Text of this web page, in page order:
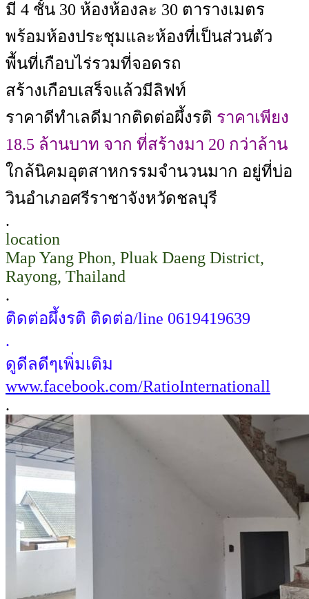
มี 4 ชั้น 30 ห้องห้องละ 30 ตารางเมตร
พร้อมห้องประชุมและห้องที่เป็นส่วนตัว
พื้นที่เกือบไร่รวมที่จอดรถ
สร้างเกือบเสร็จแล้วมีลิฟท์
ราคาดีทำเลดีมากติดต่อผึ้งรติ ราคาเพียง
18.5 ล้านบาท จาก ที่สร้างมา 20 กว่าล้าน
ใกล้นิคมอุตสาหกรรมจำนวนมาก อยู่ที่บ่อ
วินอำเภอศรีราชาจังหวัดชลบุรี
.
location
Map Yang Phon, Pluak Daeng District,
Rayong, Thailand
.
ติดต่อผึ้งรติ ติดต่อ/line 0619419639
.
ดูดีลดีๆเพิ่มเติม
www.facebook.com/RatioInternationall
.